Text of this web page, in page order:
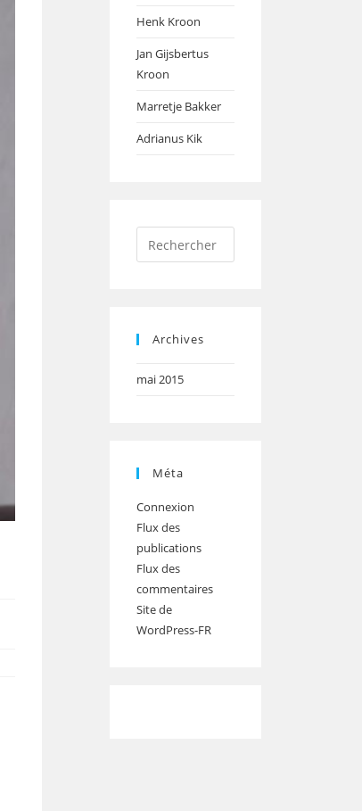
Henk Kroon
Jan Gijsbertus
Kroon
Marretje Bakker
Adrianus Kik
Escape
Archives
mai 2015
Méta
Connexion
Flux des
publications
Flux des
commentaires
Site de
WordPress-FR